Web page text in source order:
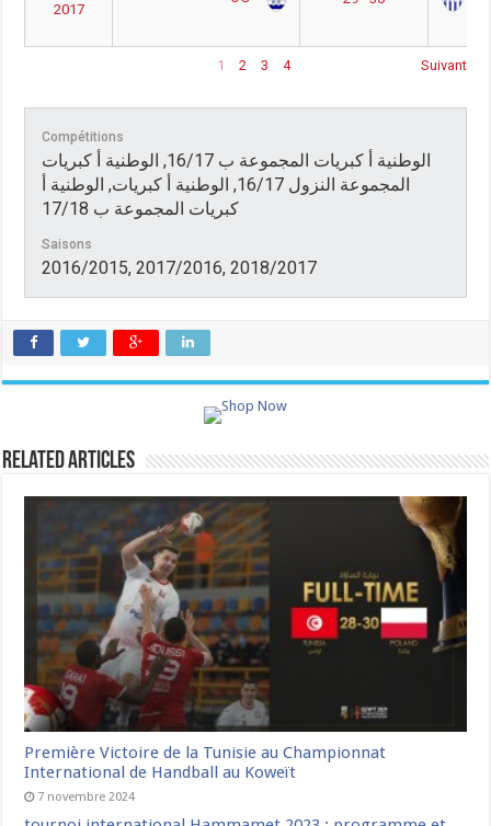
2017
1 2 3 4 Suivant
Compétitions
الوطنية أ كبريات المجموعة ب 16/17, الوطنية أ كبريات
المجموعة النزول 16/17, الوطنية أ كبريات, الوطنية أ
كبريات المجموعة ب 17/18
Saisons
2016/2015, 2017/2016, 2018/2017
Related Articles
Première Victoire de la Tunisie au Championnat
International de Handball au Koweït
7 novembre 2024